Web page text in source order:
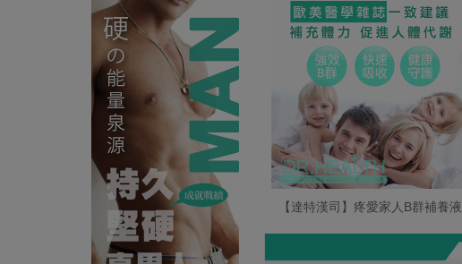
【達特漢司】疼愛家人B群補養液